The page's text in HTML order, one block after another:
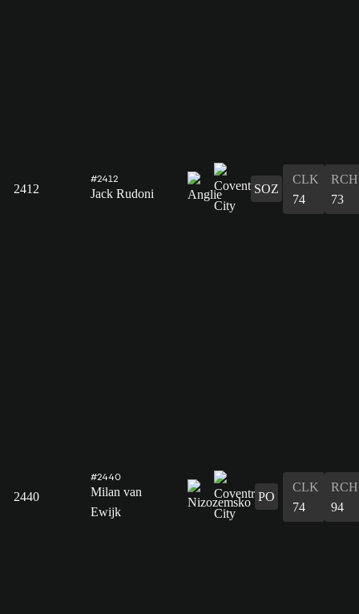
2412
#2412
Jack Rudoni SOZ
CLK
74
RCH
73
2440
#2440
Milan van
Ewijk
PO
CLK
74
RCH
94